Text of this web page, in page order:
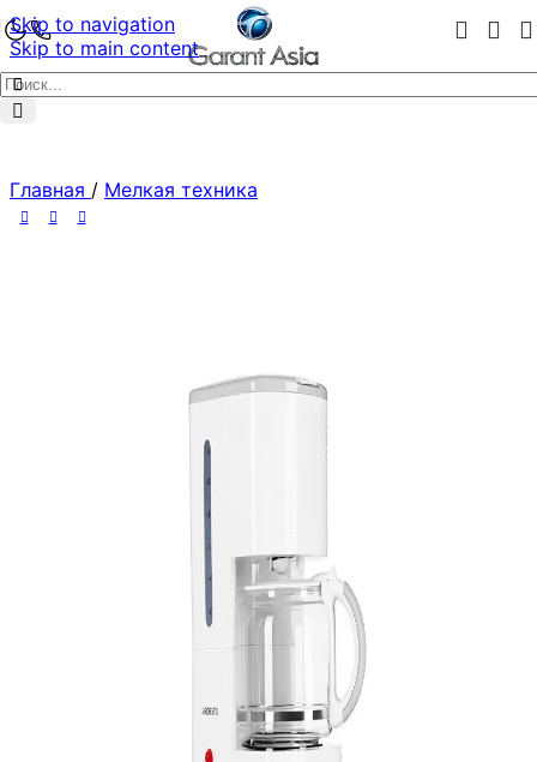
Skip to navigation
Skip to main content
Главная / Мелкая техника